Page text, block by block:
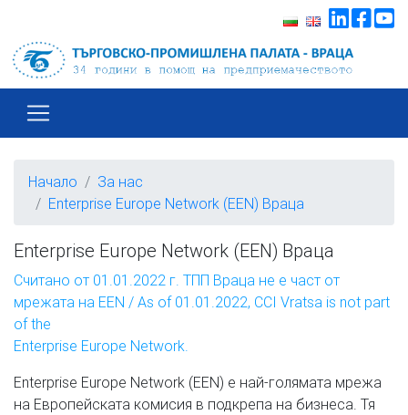
Начало
За нас
Enterprise Europe Network (EEN) Враца
Enterprise Europe Network (EEN) Враца
Считано от 01.01.2022 г. ТПП Враца не е част от
мрежата на EEN / As of 01.01.2022, CCI Vratsa is not part
of the
​Enterprise Europe Network.
Enterprise Europe Network (EEN) е най-голямата мрежа
на Европейската комисия в подкрепа на бизнеса. Тя